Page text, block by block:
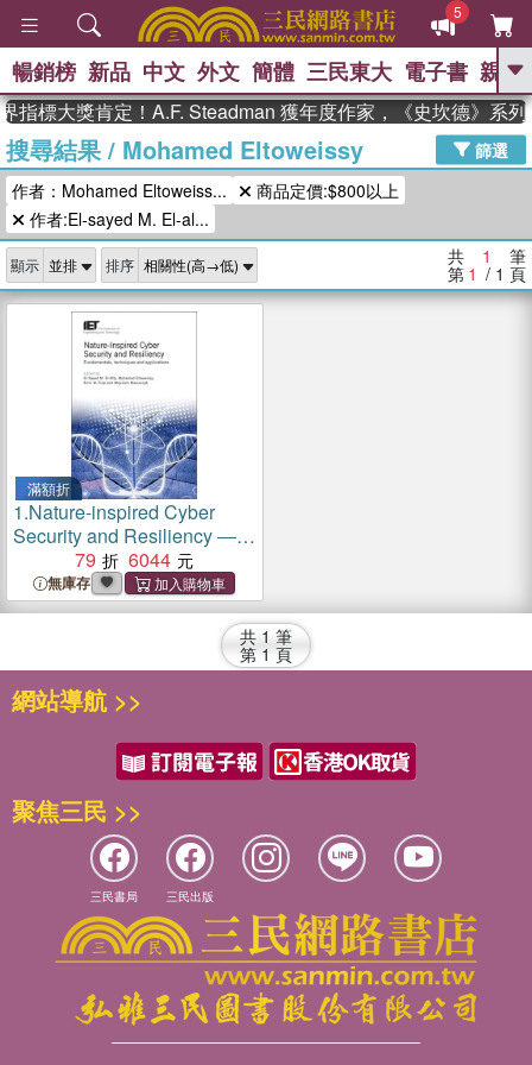
5
GO
熱搜： 東野圭吾 、 高希均教授回憶錄
、 The Odyssey 、 父親節 、 如果歷
史是一群喵 、 暑期推薦
登輝時代 、 數學女孩：黎曼猜想 、
偉大的迷走神經
暢銷榜 新品 中文 外文 簡體 三民東大 電子書 親子
指標大獎肯定！A.F. Steadman 獲年度作家，《史坎德》系列
搜尋結果/ Mohamed Eltoweissy
篩選
作者：Mohamed Eltoweiss...
商品定價:$800以上
作者:El-sayed M. El-al...
顯示 排序 共 1 筆
第 1 / 1 頁
滿額折
1.Nature-inspired Cyber
Security and Resiliency ―
Fundamentals, Techniques
and Applications
79 6044
無庫存
共 1 筆
第 1 頁
網站導航 >>
聚焦三民 >>
三民書局 三民出版